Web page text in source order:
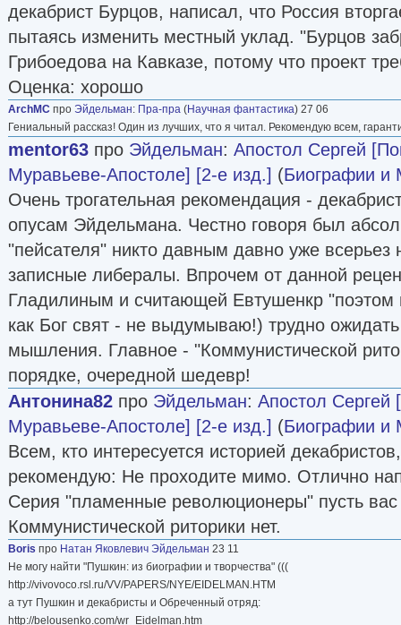
декабрист Бурцов, написал, что Россия
пытаясь изменить местный уклад. "Бурцов
Грибоедова на Кавказе, потому что проект
Оценка: хорошо
ArchMC про Эйдельман: Пра-пра (Научная фантастика) 27 06
Гениальный рассказ! Один из лучших, что я читал. Рекомендую всем,
mentor63 про Эйдельман: Апостол Сергей
Муравьеве-Апостоле] [2-е изд.] (Биографии и
Очень трогательная рекомендация -
опусам Эйдельмана. Честно говоря был
"пейсателя" никто давным давно уже всерьез
записные либералы. Впрочем от данной
Гладилиным и считающей Евтушенкр "поэтом
как Бог свят - не выдумываю!) трудно
мышления. Главное - "Коммунистической
порядке, очередной шедевр!
Антонина82 про Эйдельман: Апостол Сергей
Муравьеве-Апостоле] [2-е изд.] (Биографии и
Всем, кто интересуется историей
рекомендую: Не проходите мимо. Отлично
Серия "пламенные революционеры" пусть
Коммунистической риторики нет.
Boris про Натан Яковлевич Эйдельман 23 11
Не могу найти "Пушкин: из биографии и творчества" (((
http://vivovoco.rsl.ru/VV/PAPERS/NYE/EIDELMAN.HTM
a тут Пушкин и декабристы и Обреченный отряд:
http://belousenko.com/wr_Eidelman.htm